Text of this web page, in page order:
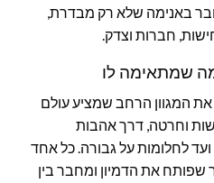
באנימה שלא רק מבדרת,
חברות וצדק.
שמתאימה לו
המגוון הרחב שמציע עולם
וחרטה, דרך אהבות
לחלומות על גבורה. כל אחד
את הדמיון ומחבר בין